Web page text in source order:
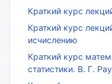
Краткий курс
Краткий курс
исчислению
Краткий курс
статистики. В. Г. Рау